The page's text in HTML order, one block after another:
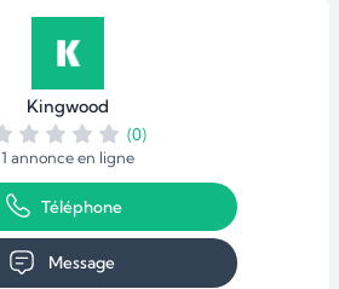
Kingwood
(0)
1 annonce en ligne
Téléphone
Message